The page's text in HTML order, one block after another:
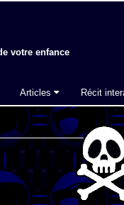
votre enfance
Articles Récit